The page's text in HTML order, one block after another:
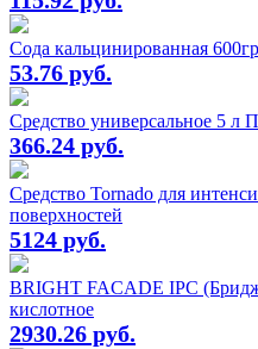
Сода кальцинированная
53.76 руб.
Средство универсальное 5 л
366.24 руб.
Средство Tornado для
поверхностей
5124 руб.
BRIGHT FACADE IPC
кислотное
2930.26 руб.